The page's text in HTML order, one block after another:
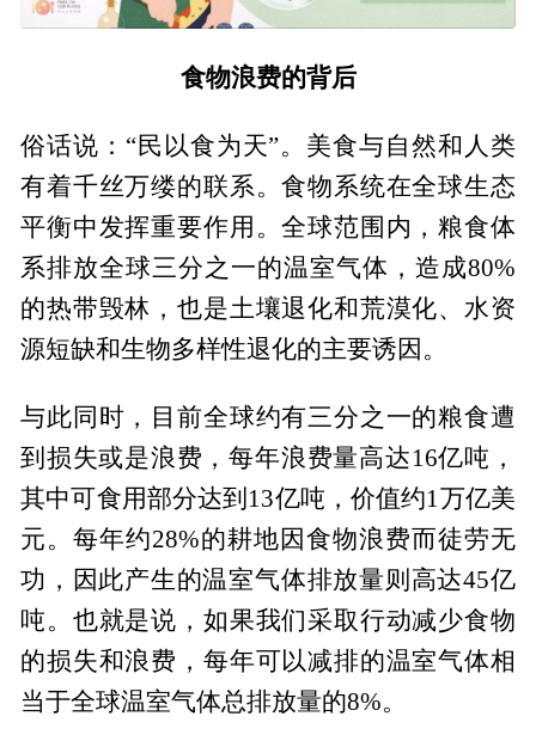
食物浪费的背后
俗话说：“民以食为天”。美食与自然和人类
有着千丝万缕的联系。食物系统在全球生态
平衡中发挥重要作用。全球范围内，粮食体
系排放全球三分之一的温室气体，造成80%
的热带毁林，也是土壤退化和荒漠化、水资
源短缺和生物多样性退化的主要诱因。
与此同时，目前全球约有三分之一的粮食遭
到损失或是浪费，每年浪费量高达16亿吨，
其中可食用部分达到13亿吨，价值约1万亿美
元。每年约28%的耕地因食物浪费而徒劳无
功，因此产生的温室气体排放量则高达45亿
吨。也就是说，如果我们采取行动减少食物
的损失和浪费，每年可以减排的温室气体相
当于全球温室气体总排放量的8%。